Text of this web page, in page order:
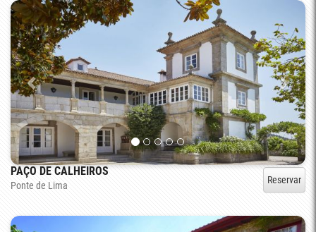
PAÇO DE CALHEIROS
Ponte de Lima Reservar